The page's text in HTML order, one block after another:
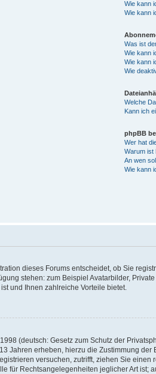
Wie kann
Wie kann
Was ist
Wie kann
Wie kann
Wie
Welche
Kann ich
phpBB
Wer hat
Warum ist
An wen
Wie kann
dieses Forums entscheidet, ob Sie
stehen: zum Beispiel Avatarbilder,
und Ihnen zahlreiche Vorteile bietet.
(deutsch: Gesetz zum Schutz der
Jahren erheben, hierzu die Zustimmung
versuchen, zutrifft, ziehen Sie
für Rechtsangelegenheiten jeglicher Art